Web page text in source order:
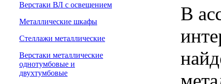
Верстаки ВЛ с освещением
Металлические шкафы
Стеллажи металлические
Верстаки металлические
однотумбовые и
двухтумбовые
В